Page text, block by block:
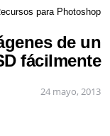
para Photoshop
de un
fácilmente
24 mayo, 2013